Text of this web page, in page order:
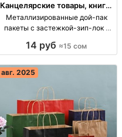
Канцелярские товары, книги,
учебники
Металлизированные дой-пак
пакеты с застежкой-зип-лок -
упаковки Металлизированные
18*27 см, 20*30 см, от 50 шт.
14 руб ≈15 сом
авг. 2025